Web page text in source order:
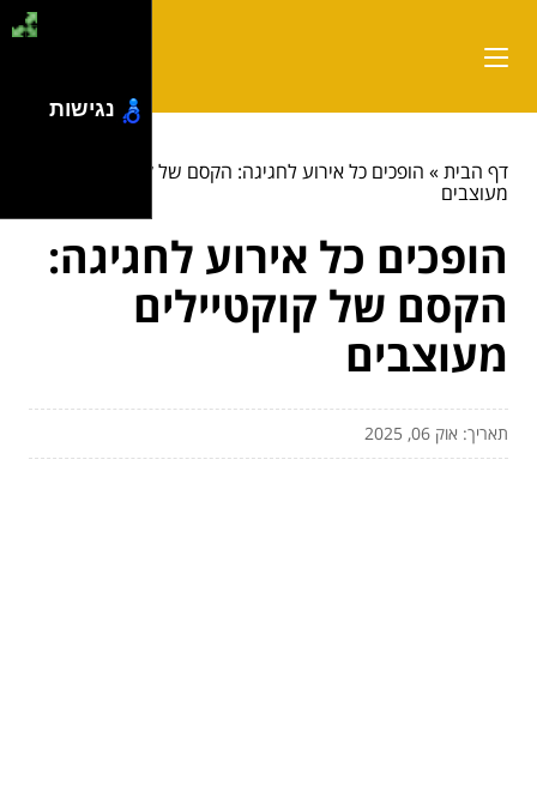
דף הבית» הופכים כל אירוע לחגיגה: הקסם של קוקטיילים
מעוצבים
הופכים כל אירוע לחגיגה:
הקסם של קוקטיילים
מעוצבים
תאריך: אוק 06, 2025
נגישות